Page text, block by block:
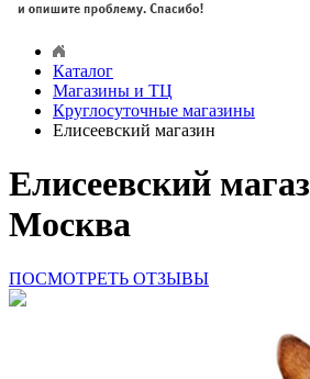
Каталог
Магазины и ТЦ
Круглосуточные магазины
Елисеевский магазин
Елисеевский
Москва
ПОСМОТРЕТЬ ОТЗЫВЫ